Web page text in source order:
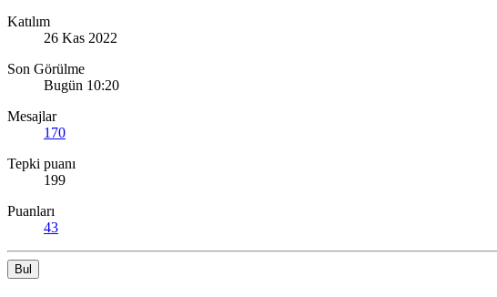
Katılım
26 Kas 2022
Son Görülme
Bugün 10:20
Mesajlar
170
Tepki puanı
199
Puanları
43
Bul